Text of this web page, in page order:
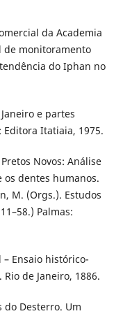
da Academia
de monitoramento
do Iphan no
e partes
Itatiaia, 1975.
Novos: Análise
os dentes humanos.
M. (Orgs.). Estudos
Palmas:
– Ensaio histórico-
de Janeiro, 1886.
do Desterro. Um